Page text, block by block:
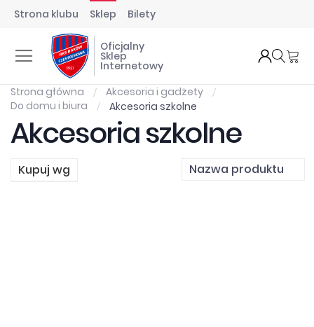
Strona klubu Sklep Bilety
Oficjalny
Sklep
Internetowy
Strona główna
Akcesoria i gadżety
Do domu i biura
Akcesoria szkolne
Akcesoria szkolne
Kupuj wg